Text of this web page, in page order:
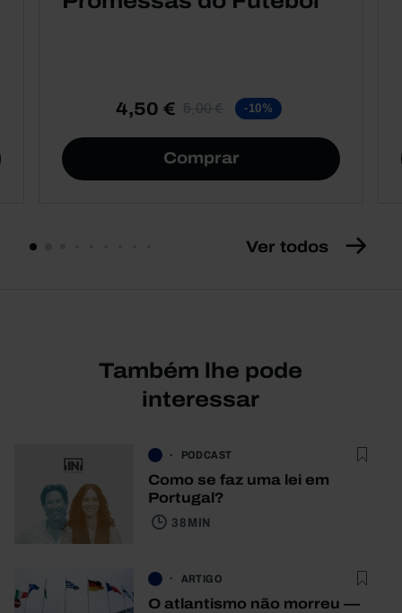
4,50 € 5,00 € -10%
Comprar
Ver todos
Também lhe pode
interessar
PODCAST
Como se faz uma lei em
Portugal?
38 MIN
ARTIGO
O atlantismo não morreu —